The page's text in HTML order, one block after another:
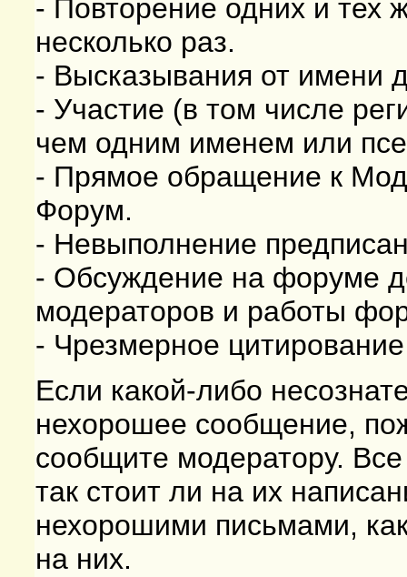
- Повторение одних и тех
несколько раз.
- Высказывания от имени
- Участие (в том числе
чем одним именем или
- Прямое обращение к
Форум.
- Невыполнение
- Обсуждение на форуме
модераторов и работы
- Чрезмерное
Если какой-либо
нехорошее сообщение,
сообщите модератору.
так стоит ли на их
нехорошими письмами,
на них.